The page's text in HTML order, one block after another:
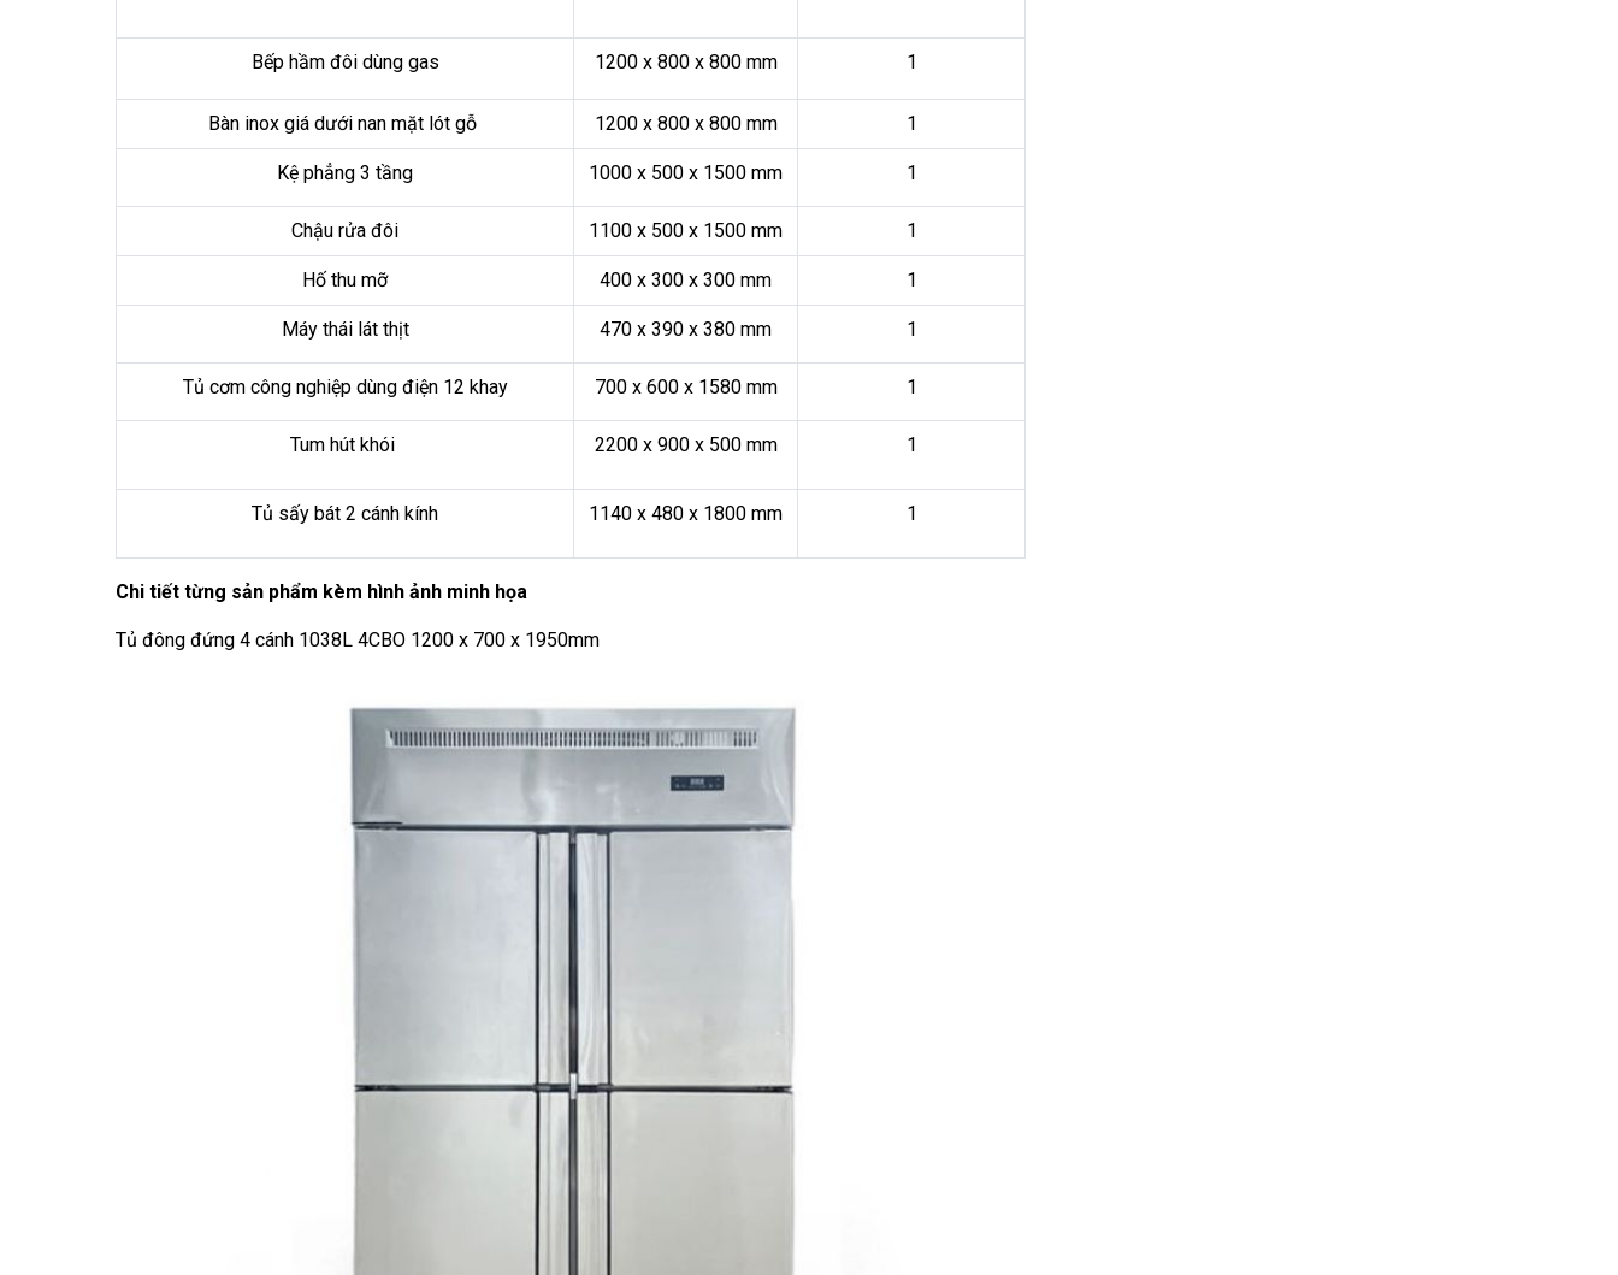
Bếp hầm đôi dùng gas 1200 x 800 x 800 mm 1
Bàn inox giá dưới nan mặt lót gỗ 1200 x 800 x 800 mm 1
Kệ phẳng 3 tầng 1000 x 500 x 1500 mm 1
Chậu rửa đôi 1100 x 500 x 1500 mm 1
Hố thu mỡ 400 x 300 x 300 mm 1
Máy thái lát thịt 470 x 390 x 380 mm 1
Tủ cơm công nghiệp dùng điện 12 khay 700 x 600 x 1580 mm 1
Tum hút khói 2200 x 900 x 500 mm 1
Tủ sấy bát 2 cánh kính 1140 x 480 x 1800 mm 1
Chi tiết từng sản phẩm kèm hình ảnh minh họa
Tủ đông đứng 4 cánh 1038L 4CBO 1200 x 700 x 1950mm